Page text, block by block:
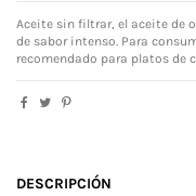
Aceite sin filtrar, el aceite de
de sabor intenso. Para
recomendado para platos de
DESCRIPCIÓN